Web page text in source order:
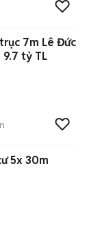
7m Lê Đức
9.7 tỷ TL
5x 30m